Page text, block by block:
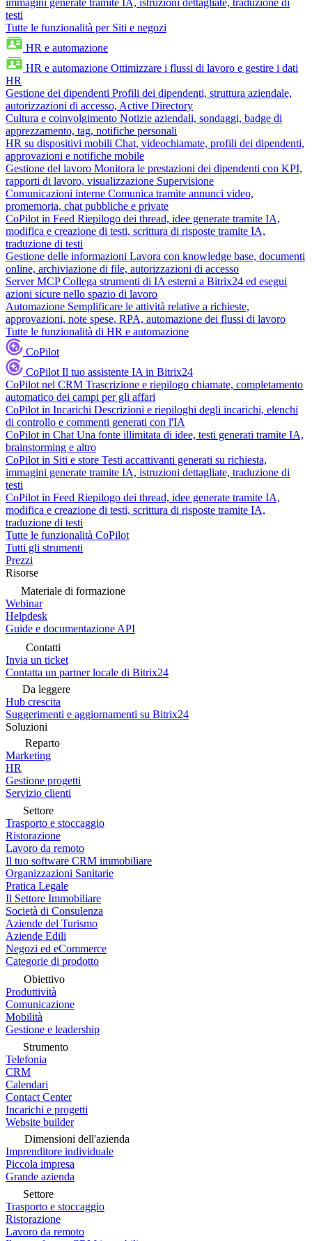
immagini generate tramite IA, istruzioni dettagliate, traduzione di
testi
Tutte le funzionalità per Siti e negozi
HR e automazione
HR e automazione Ottimizzare i flussi di lavoro e gestire i dati
HR
Gestione dei dipendenti Profili dei dipendenti, struttura aziendale,
autorizzazioni di accesso, Active Directory
Cultura e coinvolgimento Notizie aziendali, sondaggi, badge di
apprezzamento, tag, notifiche personali
HR su dispositivi mobili Chat, videochiamate, profili dei dipendenti,
approvazioni e notifiche mobile
Gestione del lavoro Monitora le prestazioni dei dipendenti con KPI,
rapporti di lavoro, visualizzazione Supervisione
Comunicazioni interne Comunica tramite annunci video,
promemoria, chat pubbliche e private
CoPilot in Feed Riepilogo dei thread, idee generate tramite IA,
modifica e creazione di testi, scrittura di risposte tramite IA,
traduzione di testi
Gestione delle informazioni Lavora con knowledge base, documenti
online, archiviazione di file, autorizzazioni di accesso
Server MCP Collega strumenti di IA esterni a Bitrix24 ed esegui
azioni sicure nello spazio di lavoro
Automazione Semplificare le attività relative a richieste,
approvazioni, note spese, RPA, automazione dei flussi di lavoro
Tutte le funzionalità di HR e automazione
CoPilot
CoPilot Il tuo assistente IA in Bitrix24
CoPilot nel CRM Trascrizione e riepilogo chiamate, completamento
automatico dei campi per gli affari
CoPilot in Incarichi Descrizioni e riepiloghi degli incarichi, elenchi
di controllo e commenti generati con l'IA
CoPilot in Chat Una fonte illimitata di idee, testi generati tramite IA,
brainstorming e altro
CoPilot in Siti e store Testi accattivanti generati su richiesta,
immagini generate tramite IA, istruzioni dettagliate, traduzione di
testi
CoPilot in Feed Riepilogo dei thread, idee generate tramite IA,
modifica e creazione di testi, scrittura di risposte tramite IA,
traduzione di testi
Tutte le funzionalità CoPilot
Tutti gli strumenti
Prezzi
Risorse
Materiale di formazione
Webinar
Helpdesk
Guide e documentazione API
Contatti
Invia un ticket
Contatta un partner locale di Bitrix24
Da leggere
Hub crescita
Suggerimenti e aggiornamenti su Bitrix24
Soluzioni
Reparto
Marketing
HR
Gestione progetti
Servizio clienti
Settore
Trasporto e stoccaggio
Ristorazione
Lavoro da remoto
Il tuo software CRM immobiliare
Organizzazioni Sanitarie
Pratica Legale
Il Settore Immobiliare
Società di Consulenza
Aziende del Turismo
Aziende Edili
Negozi ed eCommerce
Categorie di prodotto
Obiettivo
Produttività
Comunicazione
Mobilità
Gestione e leadership
Strumento
Telefonia
CRM
Calendari
Contact Center
Incarichi e progetti
Website builder
Dimensioni dell'azienda
Imprenditore individuale
Piccola impresa
Grande azienda
Settore
Trasporto e stoccaggio
Ristorazione
Lavoro da remoto